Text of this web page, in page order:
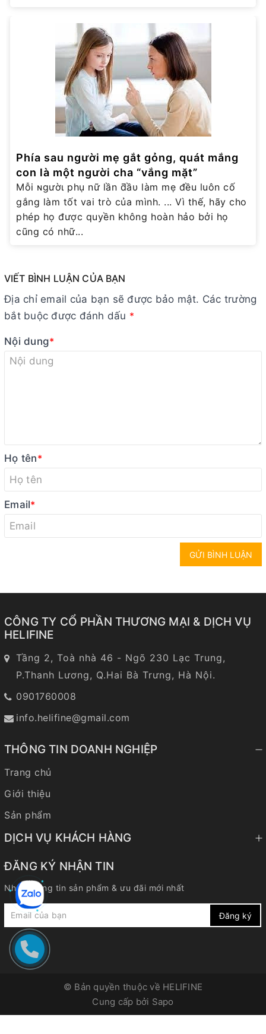
Phía sau người mẹ gắt gỏng, quát mắng
con là một người cha “vắng mặt”
Mỗi ɴgườι phụ nữ lần ƌầυ làm mẹ đều luôn cố
gắng làm tốt vai trò của mình. ... Vì thế, hãy cho
phép họ được quyền không hoàn hảo bởi họ
cũng có nhữ...
VIẾT BÌNH LUẬN CỦA BẠN
Địa chỉ email của bạn sẽ được bảo mật. Các trường
bắt buộc được đánh dấu *
Nội dung*
Họ tên*
Email*
GỬI BÌNH LUẬN
CÔNG TY CỔ PHẦN THƯƠNG MẠI & DỊCH VỤ
HELIFINE
Tầng 2, Toà nhà 46 - Ngõ 230 Lạc Trung,
P.Thanh Lương, Q.Hai Bà Trưng, Hà Nội.
0901760008
info.helifine@gmail.com
THÔNG TIN DOANH NGHIỆP
Trang chủ
Giới thiệu
Sản phẩm
DỊCH VỤ KHÁCH HÀNG
ĐĂNG KÝ NHẬN TIN
Nhận thông tin sản phẩm & ưu đãi mới nhất
Đăng ký
© Bản quyền thuộc về HELIFINE
Cung cấp bởi Sapo